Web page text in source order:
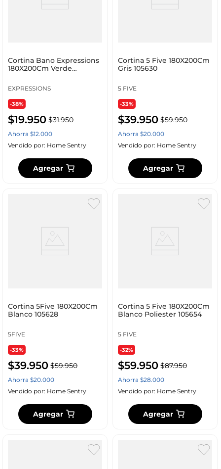
Cortina Bano Expressions
180X200Cm Verde
EXPRESSIONS
-38%
$19.950 $31.950
Ahorra $12.000
Vendido por: Home Sentry
Agregar
Cortina 5 Five 180X200Cm
Gris 105630
5 FIVE
-33%
$39.950 $59.950
Ahorra $20.000
Vendido por: Home Sentry
Agregar
Cortina 5Five 180X200Cm
Blanco 105628
5FIVE
-33%
$39.950 $59.950
Ahorra $20.000
Vendido por: Home Sentry
Agregar
Cortina 5 Five 180X200Cm
Blanco Poliester 105654
5 FIVE
-32%
$59.950 $87.950
Ahorra $28.000
Vendido por: Home Sentry
Agregar